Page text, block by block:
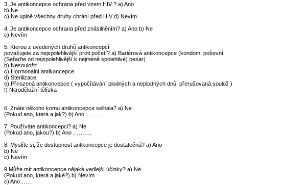
3. Je antikoncepce ochrana před virem HIV ? a) Ano
b) Ne
c) Ne úplně všechny druhy chrání před HIV d) Nevím
4. Je antikoncepce ochrana před znásilněním? a) Ano b) Ne
c) Nevím
5. Kterou z uvedených druhů antikoncepcí
považujete za nejspolehlivější proti početí? a) Bariérová antikoncepce (kondom, poševní
(Seřaďte od nejspolehlivější k nejméně spolehlivé) pesar)
b) Nesouložit
c) Hormonální antikoncepce
d) Sterilizace
e) Přirozená antikoncepce ( vypočítávání plodných a neplodných dnů, přerušovaná soulož )
f) Nitroděložní tělíska
6. Znáte někoho komu antikoncepce selhala? a) Ne
(Pokud ano, která a jak?) b) Ano ………
7. Používáte antikoncepci? a) Ne
(Pokud ano, jakou?) b) Ano ……….
8. Myslíte si, že dostupnost antikoncepce je dostatečná? a) Ano
b) Ne
c) Nevím
9.Může mít antikoncepce nějaké vedlejší účinky? a) Ne
(Pokud ano, která a jaké?) b) Nevím
c) Ano……